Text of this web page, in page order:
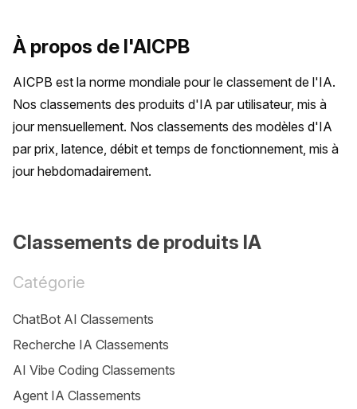
À propos de l'AICPB
AICPB est la norme mondiale pour le classement de l'IA.
Nos classements des produits d'IA par utilisateur, mis à
jour mensuellement. Nos classements des modèles d'IA
par prix, latence, débit et temps de fonctionnement, mis à
jour hebdomadairement.
Classements de produits IA
Catégorie
ChatBot AI Classements
Recherche IA Classements
AI Vibe Coding Classements
Agent IA Classements